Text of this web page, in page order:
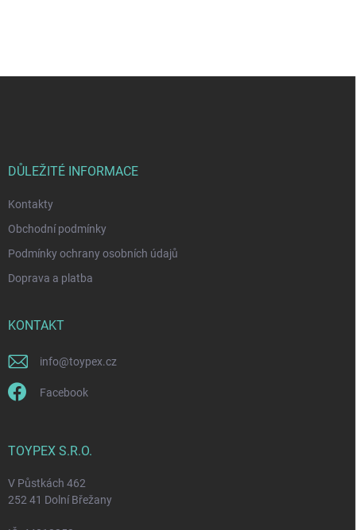
DŮLEŽITÉ INFORMACE
Kontakty
Obchodní podmínky
Podmínky ochrany osobních údajů
Doprava a platba
KONTAKT
info@toypex.cz
Facebook
TOYPEX S.R.O.
V Půstkách 462
252 41 Dolní Břežany